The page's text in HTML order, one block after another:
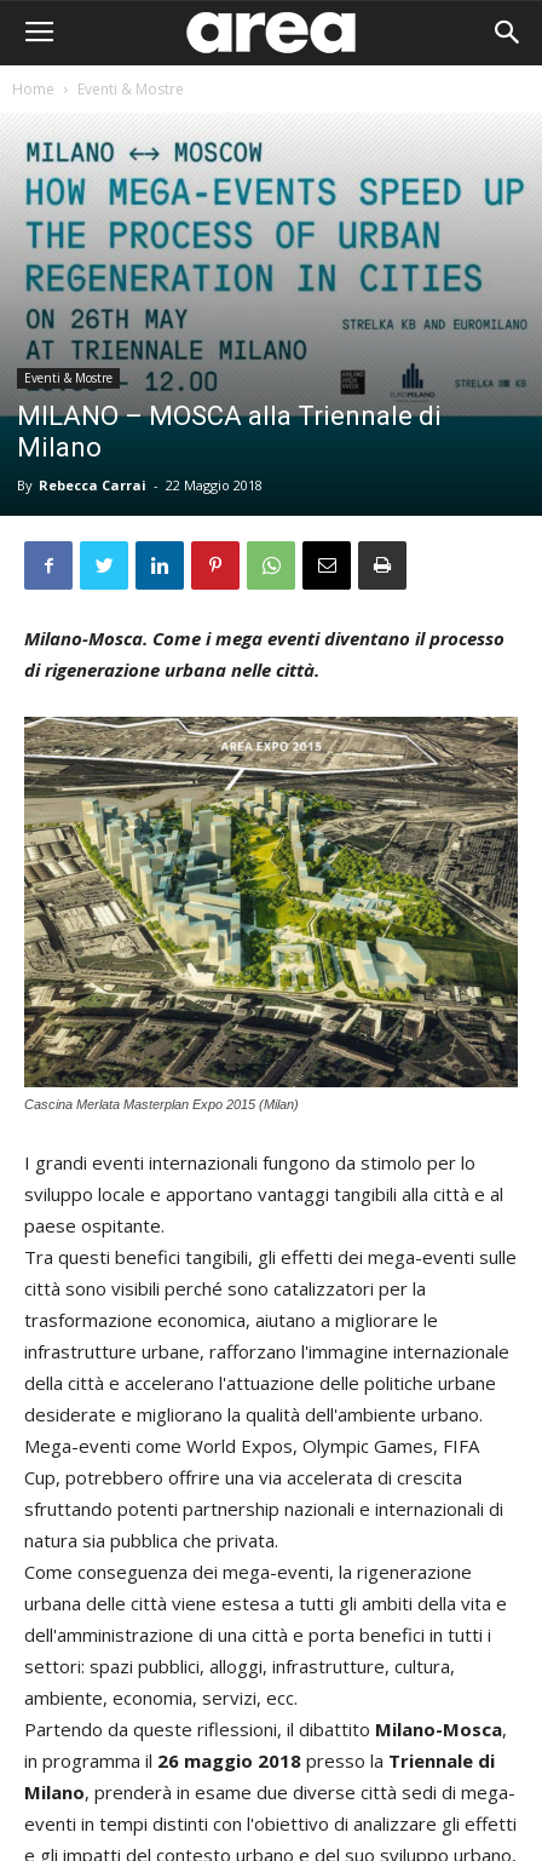
Home Eventi & Mostre
Eventi & Mostre
MILANO – MOSCA alla Triennale di
Milano
By Rebecca Carrai - 22 Maggio 2018
Milano-Mosca. Come i mega eventi diventano il processo
di rigenerazione urbana nelle città.
Cascina Merlata Masterplan Expo 2015 (Milan)
I grandi eventi internazionali fungono da stimolo per lo
sviluppo locale e apportano vantaggi tangibili alla città e al
paese ospitante.
Tra questi benefici tangibili, gli effetti dei mega-eventi sulle
città sono visibili perché sono catalizzatori per la
trasformazione economica, aiutano a migliorare le
infrastrutture urbane, rafforzano l'immagine internazionale
della città e accelerano l'attuazione delle politiche urbane
desiderate e migliorano la qualità dell'ambiente urbano.
Mega-eventi come World Expos, Olympic Games, FIFA
Cup, potrebbero offrire una via accelerata di crescita
sfruttando potenti partnership nazionali e internazionali di
natura sia pubblica che privata.
Come conseguenza dei mega-eventi, la rigenerazione
urbana delle città viene estesa a tutti gli ambiti della vita e
dell'amministrazione di una città e porta benefici in tutti i
settori: spazi pubblici, alloggi, infrastrutture, cultura,
ambiente, economia, servizi, ecc.
Partendo da queste riflessioni, il dibattito Milano-Mosca,
in programma il 26 maggio 2018 presso la Triennale di
Milano, prenderà in esame due diverse città sedi di mega-
eventi in tempi distinti con l'obiettivo di analizzare gli effetti
e gli impatti del contesto urbano e del suo sviluppo urbano,